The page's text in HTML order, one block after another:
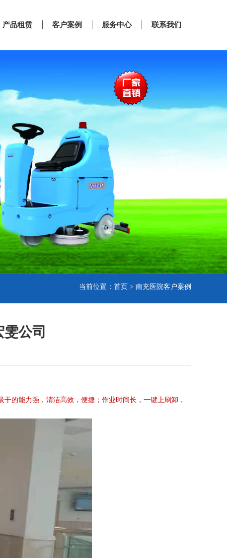
产品租赁 客户案例 服务中心 联系我们
当前位置： 首页 > 南充医院客户案例
公司
的能力强，清洁高效，便捷；作业时间长，一键上刷卸，